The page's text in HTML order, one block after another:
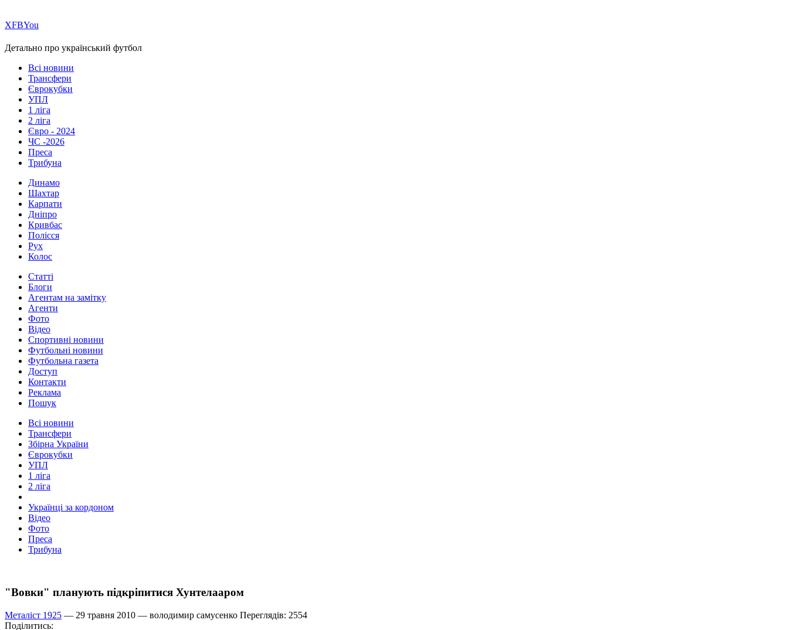
ХFBYou
Детально про український футбол
Всі новини
Трансфери
Єврокубки
УПЛ
1 ліга
2 ліга
Євро - 2024
ЧС -2026
Преса
Трибуна
Динамо
Шахтар
Карпати
Дніпро
Кривбас
Полісся
Рух
Колос
Статті
Блоги
Агентам на замітку
Агенти
Фото
Відео
Спортивні новини
Футбольні новини
Футбольна газета
Доступ
Контакти
Реклама
Пошук
Всі новини
Трансфери
Збірна України
Єврокубки
УПЛ
1 ліга
2 ліга
Українці за кордоном
Відео
Фото
Преса
Трибуна
"Вовки" планують підкріпитися Хунтелааром
Металіст 1925 — 29 травня 2010 — володимир самусенко Переглядів: 2554
Поділитись: